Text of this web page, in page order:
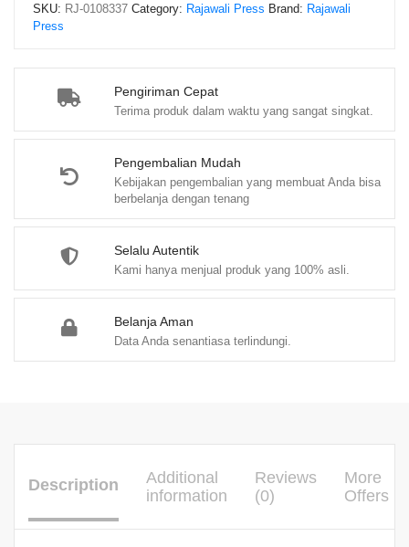
Pengiriman Cepat
Terima produk dalam waktu yang sangat singkat.
Pengembalian Mudah
Kebijakan pengembalian yang membuat Anda bisa
berbelanja dengan tenang
Selalu Autentik
Kami hanya menjual produk yang 100% asli.
Belanja Aman
Data Anda senantiasa terlindungi.
Dr.
Syahuri,
S.H.,
quantity
SKU: RJ-0108337 Category: Rajawali Press Brand: Rajawali
Press
Description
Additional
information
Reviews
(0)
More
Offers